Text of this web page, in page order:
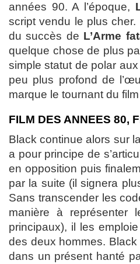
années 90. A l’époque,
script vendu le plus
du succès de L’Arme
quelque chose de plus
simple statut de polar
peu plus profond de
marque le tournant du film
FILM DES ANNEES 80,
Black continue alors sur
a pour principe de
en opposition puis
par la suite (il signera
Sans transcender les
manière à représenter
principaux), il les
des deux hommes.
dans un présent hanté